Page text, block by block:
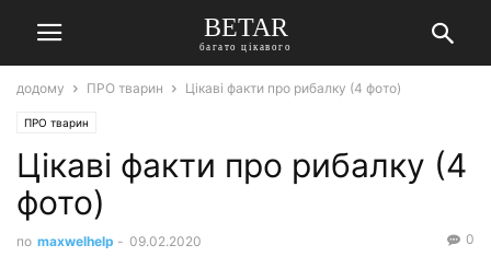
BETAR
багато цікавого
додому ПРО тварин Цікаві факти про рибалку (4 фото)
ПРО тварин
Цікаві факти про рибалку (4
фото)
по maxwelhelp - 09.02.2020 0